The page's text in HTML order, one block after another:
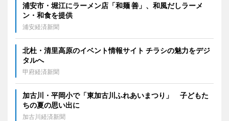
浦安市・堀江にラーメン店「和麺 善」、和風だしラーメ
ン・和食を提供
浦安経済新聞
北杜・清里高原のイベント情報サイト チラシの魅力をデジ
タルへ
甲府経済新聞
加古川・平岡小で「東加古川ふれあいまつり」 子どもた
ちの夏の思い出に
加古川経済新聞